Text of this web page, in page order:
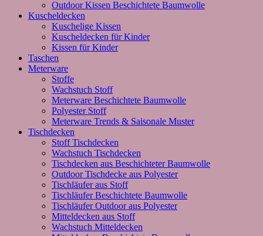
Outdoor Kissen Beschichtete Baumwolle
Kuscheldecken
Kuschelige Kissen
Kuscheldecken für Kinder
Kissen für Kinder
Taschen
Meterware
Stoffe
Wachstuch Stoff
Meterware Beschichtete Baumwolle
Polyester Stoff
Meterware Trends & Saisonale Muster
Tischdecken
Stoff Tischdecken
Wachstuch Tischdecken
Tischdecken aus Beschichteter Baumwolle
Outdoor Tischdecke aus Polyester
Tischläufer aus Stoff
Tischläufer Beschichtete Baumwolle
Tischläufer Outdoor aus Polyester
Mitteldecken aus Stoff
Wachstuch Mitteldecken